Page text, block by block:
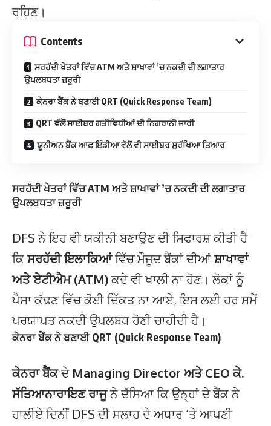
ਰਹਿਣ।
Contents
ਸਰਹੱਦੀ ਖੇਤਰਾਂ ਵਿੱਚ ATM ਅਤੇ ਸ਼ਾਖਾਵਾਂ ’ਚ ਨਕਦੀ ਦੀ ਲਗਾਤਾਰ
ਉਪਲਬਧਤਾ ਜ਼ਰੂਰੀ
ਕੇਨਰਾ ਬੈਂਕ ਨੇ ਬਣਾਈ QRT (Quick Response Team)
QRT ਵੱਲੋਂ ਸਾਈਬਰ ਗਤੀਵਿਧੀਆਂ ਦੀ ਨਿਗਰਾਨੀ ਜਾਰੀ
ਯੂਨੀਅਨ ਬੈਂਕ ਆਫ਼ ਇੰਡੀਆ ਵੱਲੋਂ ਵੀ ਸਾਈਬਰ ਸੁਰੱਖਿਆ ਤਿਆਰ
ਸਰਹੱਦੀ ਖੇਤਰਾਂ ਵਿੱਚ ATM ਅਤੇ ਸ਼ਾਖਾਵਾਂ ’ਚ ਨਕਦੀ ਦੀ ਲਗਾਤਾਰ
ਉਪਲਬਧਤਾ ਜ਼ਰੂਰੀ
DFS ਨੇ ਇਹ ਵੀ ਯਕੀਨੀ ਬਣਾਉਣ ਦੀ ਸਿਫਾਰਸ਼ ਕੀਤੀ ਹੈ
ਕਿਸਰਹੱਦੀ ਇਲਾਕਿਆਂਵਿੱਚ ਮੌਜੂਦ ਬੈਂਕਾਂ ਦੀਆਂਸ਼ਾਖਾਵਾਂ
ਅਤੇ ਏਟੀਐਮ (ATM)ਕਦੇ ਵੀ ਖਾਲੀ ਨਾ ਹੋਣ। ਲੋਕਾਂ ਨੂੰ
ਪੈਸਾ ਕੱਢਣ ਵਿੱਚ ਕੋਈ ਦਿੱਕਤ ਨਾ ਆਏ, ਇਸ ਲਈ ਹਰ ਸਮੇਂ
ਪਰਯਾਪਤ ਨਕਦੀ ਉਪਲਬਧ ਹੋਣੀ ਚਾਹੀਦੀ ਹੈ।
ਕੇਨਰਾ ਬੈਂਕ ਨੇ ਬਣਾਈQRT (Quick Response Team)
ਕੇਨਰਾ ਬੈਂਕਦੇ Managing Director ਅਤੇ CEO ਕੇ.
ਸੱਤਿਆਨਾਰਾਇਣ ਰਾਜੂਨੇ ਦੱਸਿਆ ਕਿ ਉਨ੍ਹਾਂ ਦੇ ਬੈਂਕ ਨੇ
ਹਾਲੀਏ ਦਿਨੀਂ DFS ਦੀ ਸਲਾਹ ਦੇ ਅਧਾਰ ‘ਤੇ ਆਪਣੀ